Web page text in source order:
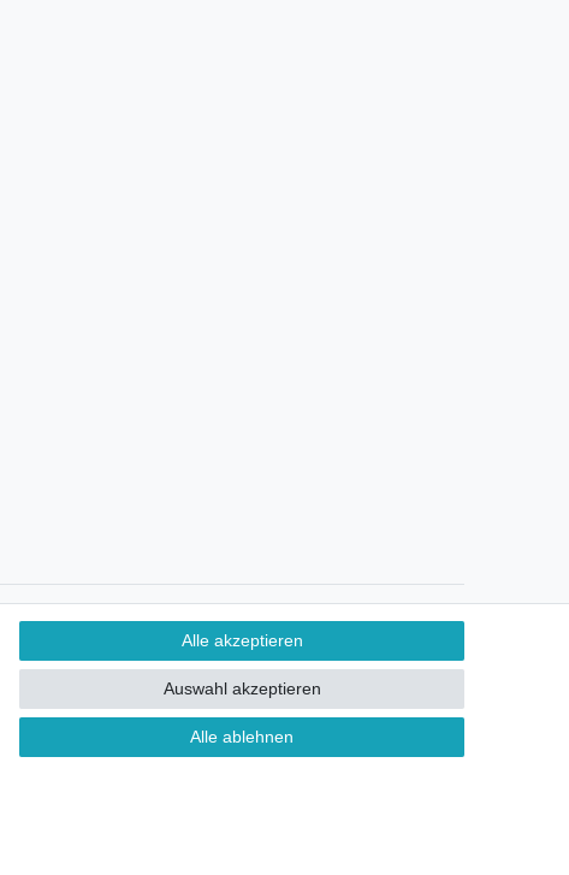
Alle akzeptieren
Alle ablehnen
Auswahl akzeptieren